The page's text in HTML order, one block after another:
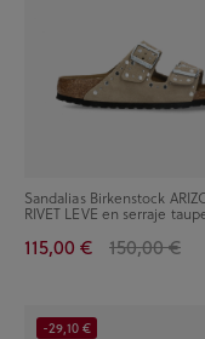
Sandalias Birkenstock
RIVET LEVE en serraje
115,00 € 150,00 €
-29,10 €